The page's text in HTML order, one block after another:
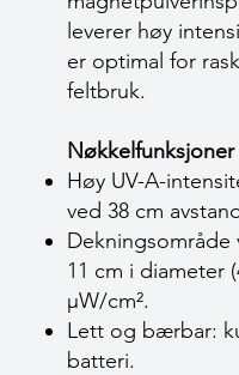
leverer høy
er optimal for
feltbruk.
Høy UV-A-
ved 38 cm
Dekningsområde
11 cm i diameter
µW/cm².
Lett og bærbar:
batteri.